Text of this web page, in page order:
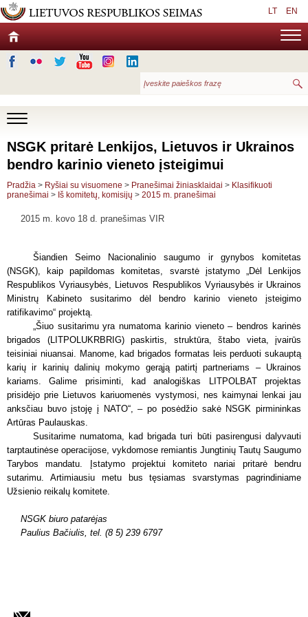
LT EN
NSGK pritarė Lenkijos, Lietuvos ir Ukrainos
bendro karinio vieneto įsteigimui
Pradžia > Ryšiai su visuomene > Pranešimai žiniasklaidai > Klasifikuoti
pranešimai > Iš komitetų, komisijų > 2015 m. pranešimai
2015 m. kovo 18 d. pranešimas VIR­­­­­­
Šiandien Seimo Nacionalinio saugumo ir gynybos komitetas
(NSGK), kaip papildomas komitetas, svarstė įstatymo „Dėl Lenkijos
Respublikos Vyriausybės, Lietuvos Respublikos Vyriausybės ir Ukrainos
Ministrų Kabineto susitarimo dėl bendro karinio vieneto įsteigimo
ratifikavimo“ projektą.
„Šiuo susitarimu yra numatoma karinio vieneto – bendros karinės
brigados (LITPOLUKRBRIG) paskirtis, struktūra, štabo vieta, įvairūs
teisiniai niuansai. Manome, kad brigados formatas leis perduoti sukauptą
karių ir karinių dalinių mokymo gerąją patirtį partneriams – Ukrainos
kariams. Galime prisiminti, kad analogiškas LITPOLBAT projektas
prisidėjo prie Lietuvos kariuomenės vystymosi, nes kaimynai lenkai jau
anksčiau buvo įstoję į NATO“, – po posėdžio sakė NSGK pirmininkas
Artūras Paulauskas.
Susitarime numatoma, kad brigada turi būti pasirengusi dalyvauti
tarptautinėse operacijose, vykdomose remiantis Jungtinių Tautų Saugumo
Tarybos mandatu. Įstatymo projektui komiteto nariai pritarė bendru
sutarimu. Artimiausiu metu bus tęsiamas svarstymas pagrindiniame
Užsienio reikalų komitete.
NSGK biuro patarėjas
Paulius Bačiulis, tel. (8 5) 239 6797